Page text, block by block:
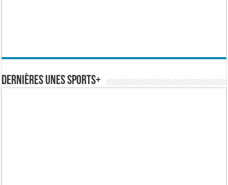
Dernières Unes Sports+